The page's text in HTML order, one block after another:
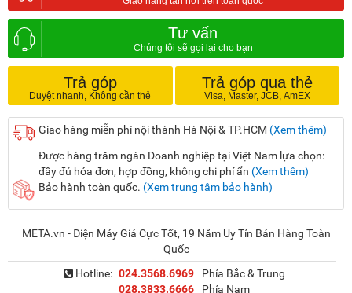
Tư vấn
Trả góp Trả góp qua thẻ
Giao hàng miễn phí nội thành Hà Nội & TP.HCM (Xem thêm)
Được hàng trăm ngàn Doanh nghiệp tại Việt Nam lựa chọn:
đầy đủ hóa đơn, hợp đồng, không chi phí ẩn (Xem thêm)
Bảo hành toàn quốc. (Xem trung tâm bảo hành)
META.vn - Điện Máy Giá Cực Tốt, 19 Năm Uy Tín Bán Hàng Toàn
Quốc
Hotline: 024.3568.6969
Phía Bắc & Trung
028.3833.6666
Phía Nam